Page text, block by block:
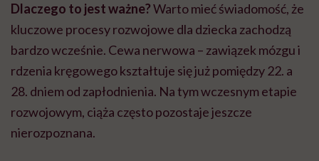
Dlaczego to jest ważne?Warto mieć świadomość, że
kluczowe procesy rozwojowe dla dziecka zachodzą
bardzo wcześnie. Cewa nerwowa – zawiązek mózgu i
rdzenia kręgowego kształtuje się już pomiędzy 22. a
28. dniem od zapłodnienia. Na tym wczesnym etapie
rozwojowym, ciąża często pozostaje jeszcze
nierozpoznana.